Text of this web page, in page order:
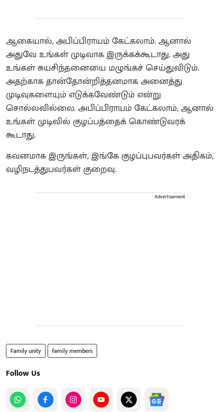
ஆகையால், அபிப்பிராயம் கேட்கலாம். ஆனால்
அதுவே உங்கள் முடிவாக இருக்கக்கூடாது. அது
உங்கள் சுயசிந்தனையை மழுங்கச் செய்துவிடும்.
அதற்காக தான்தோன்றித்தனமாக அனைத்து
முடிவுகளையும் எடுக்கவேண்டும் என்று
சொல்லவில்லை. அபிப்பிராயம் கேட்கலாம், ஆனால்
உங்கள் முடிவில் குழப்பத்தைக் கொண்டுவரக்
கூடாது.
கவனமாக இருங்கள், இங்கே குழப்புபவர்கள் அதிகம்,
வழிநடத்துபவர்கள் குறைவு.
Advertisement
Family unity family members
Follow Us